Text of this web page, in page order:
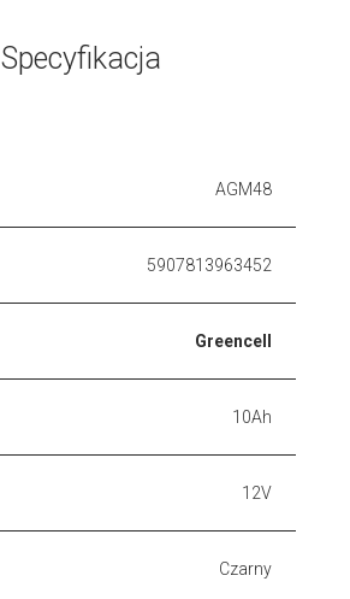
Specyfikacja
AGM48
5907813963452
Greencell
10Ah
12V
Czarny